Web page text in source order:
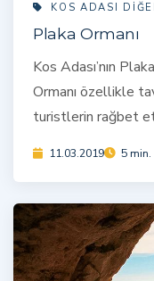
KOS ADASI
Plaka Ormanı
Kos Adası’nın
Ormanı özellikle
turistlerin rağbet
11.03.2019 5 min.